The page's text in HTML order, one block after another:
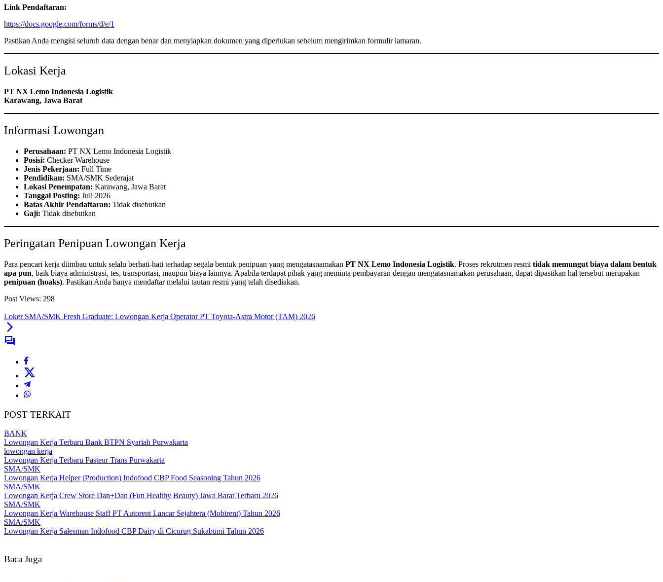
Link Pendaftaran:
https://docs.google.com/forms/d/e/1
Pastikan Anda mengisi seluruh data dengan benar dan menyiapkan dokumen yang diperlukan sebelum mengirimkan formulir lamaran.
Lokasi Kerja
PT NX Lemo Indonesia Logistik
Karawang, Jawa Barat
Informasi Lowongan
Perusahaan: PT NX Lemo Indonesia Logistik
Posisi: Checker Warehouse
Jenis Pekerjaan: Full Time
Pendidikan: SMA/SMK Sederajat
Lokasi Penempatan: Karawang, Jawa Barat
Tanggal Posting: Juli 2026
Batas Akhir Pendaftaran: Tidak disebutkan
Gaji: Tidak disebutkan
Peringatan Penipuan Lowongan Kerja
Para pencari kerja diimbau untuk selalu berhati-hati terhadap segala bentuk penipuan yang mengatasnamakan PT NX Lemo Indonesia Logistik. Proses rekrutmen resmi tidak memungut biaya dalam bentuk
apa pun, baik biaya administrasi, tes, transportasi, maupun biaya lainnya. Apabila terdapat pihak yang meminta pembayaran dengan mengatasnamakan perusahaan, dapat dipastikan hal tersebut merupakan
penipuan (hoaks). Pastikan Anda hanya mendaftar melalui tautan resmi yang telah disediakan.
Post Views: 298
Loker SMA/SMK Fresh Graduate: Lowongan Kerja Operator PT Toyota-Astra Motor (TAM) 2026
POST TERKAIT
BANK
Lowongan Kerja Terbaru Bank BTPN Syariah Purwakarta
lowongan kerja
Lowongan Kerja Terbaru Pasteur Trans Purwakarta
SMA/SMK
Lowongan Kerja Helper (Production) Indofood CBP Food Seasoning Tahun 2026
SMA/SMK
Lowongan Kerja Crew Store Dan+Dan (Fun Healthy Beauty) Jawa Barat Terbaru 2026
SMA/SMK
Lowongan Kerja Warehouse Staff PT Autorent Lancar Sejahtera (Mobirent) Tahun 2026
SMA/SMK
Lowongan Kerja Salesman Indofood CBP Dairy di Cicurug Sukabumi Tahun 2026
Baca Juga